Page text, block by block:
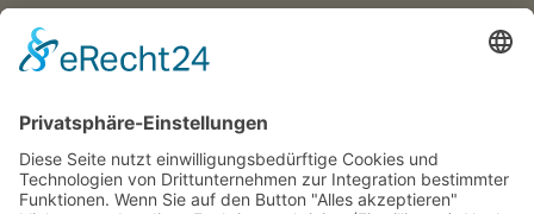
> Praxis
> Neupatienten
> Kontakt
> Impressum
> Datenschutz